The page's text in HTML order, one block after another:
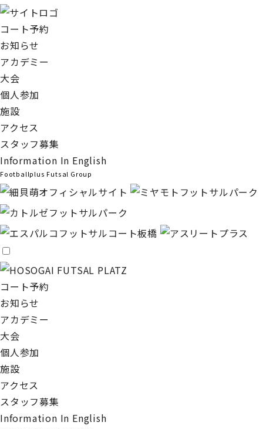
コート予約
お知らせ
アカデミー
大会
個人参加
施設
アクセス
スタッフ募集
Information In English
Footballplus Futsal Group
コート予約
お知らせ
アカデミー
大会
個人参加
施設
アクセス
スタッフ募集
Information In English